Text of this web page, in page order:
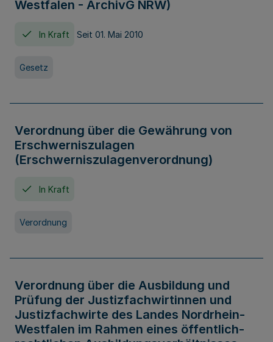
Westfalen - ArchivG NRW)
In Kraft Seit 01. Mai 2010
Gesetz
Verordnung über die Gewährung von
Erschwerniszulagen
(Erschwerniszulagenverordnung)
In Kraft
Verordnung
Verordnung über die Ausbildung und
Prüfung der Justizfachwirtinnen und
Justizfachwirte des Landes Nordrhein-
Westfalen im Rahmen eines öffentlich-